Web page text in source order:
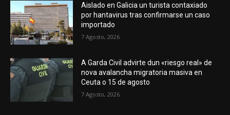
Aislado en Galicia un turista contaxiado
por hantavirus tras confirmarse un caso
importado
7 Agosto, 2026
A Garda Civil advirte dun «riesgo real» de
nova avalancha migratoria masiva en
Ceuta o 15 de agosto
7 Agosto, 2026